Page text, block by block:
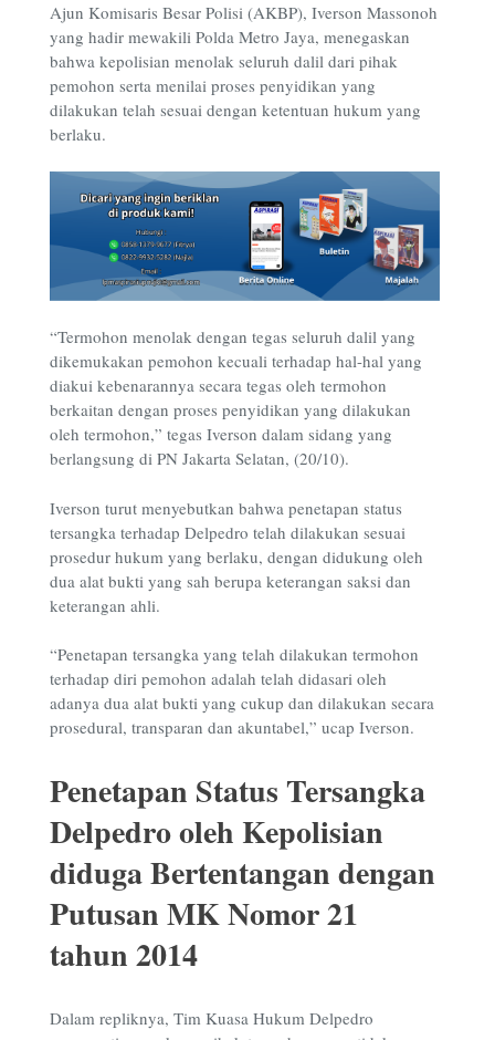
Ajun Komisaris Besar Polisi (AKBP), Iverson Massonoh
yang hadir mewakili Polda Metro Jaya, menegaskan
bahwa kepolisian menolak seluruh dalil dari pihak
pemohon serta menilai proses penyidikan yang
dilakukan telah sesuai dengan ketentuan hukum yang
berlaku.
“Termohon menolak dengan tegas seluruh dalil yang
dikemukakan pemohon kecuali terhadap hal-hal yang
diakui kebenarannya secara tegas oleh termohon
berkaitan dengan proses penyidikan yang dilakukan
oleh termohon,” tegas Iverson dalam sidang yang
berlangsung di PN Jakarta Selatan, (20/10).
Iverson turut menyebutkan bahwa penetapan status
tersangka terhadap Delpedro telah dilakukan sesuai
prosedur hukum yang berlaku, dengan didukung oleh
dua alat bukti yang sah berupa keterangan saksi dan
keterangan ahli.
“Penetapan tersangka yang telah dilakukan termohon
terhadap diri pemohon adalah telah didasari oleh
adanya dua alat bukti yang cukup dan dilakukan secara
prosedural, transparan dan akuntabel,” ucap Iverson.
Penetapan Status Tersangka
Delpedro oleh Kepolisian
diduga Bertentangan dengan
Putusan MK Nomor 21
tahun 2014
Dalam repliknya, Tim Kuasa Hukum Delpedro